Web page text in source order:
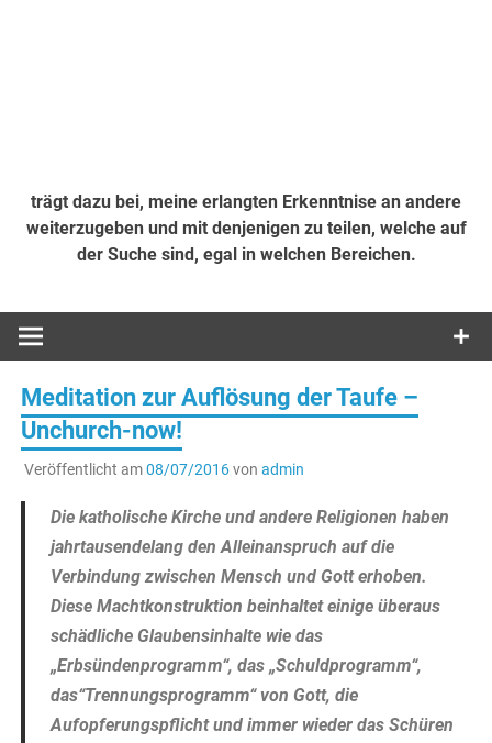
trägt dazu bei, meine erlangten Erkenntnise an andere
weiterzugeben und mit denjenigen zu teilen, welche auf
der Suche sind, egal in welchen Bereichen.
Meditation zur Auflösung der Taufe –
Unchurch-now!
Veröffentlicht am08/07/2016von admin
Die katholische Kirche und andere Religionen haben
jahrtausendelang den Alleinanspruch auf die
Verbindung zwischen Mensch und Gott erhoben.
Diese Machtkonstruktion beinhaltet einige überaus
schädliche Glaubensinhalte wie das
„Erbsündenprogramm“, das „Schuldprogramm“,
das“Trennungsprogramm“ von Gott, die
Aufopferungspflicht und immer wieder das Schüren